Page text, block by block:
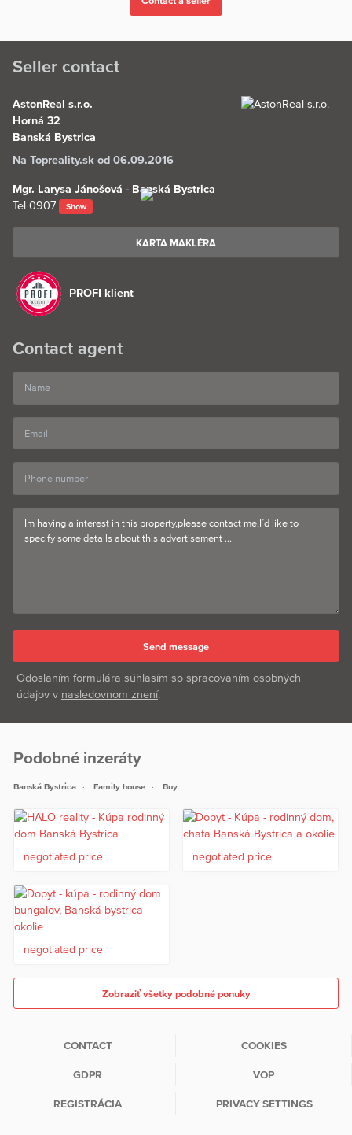
Seller contact
AstonReal s.r.o.
Horná 32
Banská Bystrica
Na Topreality.sk od 06.09.2016
Mgr. Larysa Jánošová - Banská Bystrica
Tel 0907 Show
KARTA MAKLÉRA
PROFI klient
Contact agent
Odoslaním formulára súhlasím so spracovaním osobných
údajov v nasledovnom znení.
Podobné inzeráty
Banská Bystrica Family house Buy
negotiated price negotiated price
negotiated price
Zobraziť všetky podobné ponuky
CONTACT COOKIES
GDPR VOP
REGISTRÁCIA PRIVACY SETTINGS